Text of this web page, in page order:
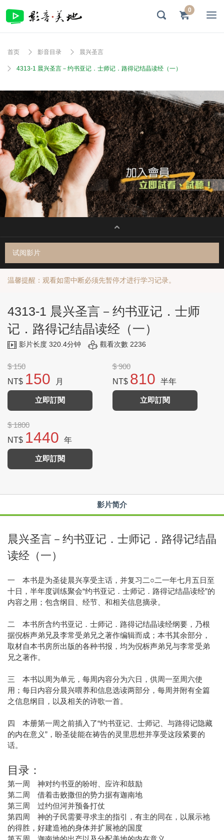
0
首页 影音目录 晨兴圣言
4313-1 晨兴圣言－约书亚记．士师记．路得记结晶读经（一）
试阅影片
温馨提醒：观看如需中断必须先暂停才进行学习记录。
4313-1 晨兴圣言－约书亚记．士师
记．路得记结晶读经（一）
影片长度 320.4分钟 觀看次數 2236
$ 150
NT$ 150 月
立即訂閱
$ 900
NT$ 810 半年
立即訂閱
$ 1800
NT$ 1440 年
立即訂閱
影片简介
晨兴圣言－约书亚记．士师记．路得记结晶
读经（一）
一 本书是为圣徒晨兴享受主话，并复习二○二一年七月五日至
十日，半年度训练聚会“约书亚记．士师记．路得记结晶读经”的
内容之用；包含纲目、经节、和相关信息摘录。
二 本书所含约书亚记．士师记．路得记结晶读经纲要，乃根
据倪柝声弟兄及李常受弟兄之著作编辑而成；本书其余部分，
取材自本书房所出版的各种书报，均为倪柝声弟兄与李常受弟
兄之著作。
三 本书以周为单元，每周内容分为六日，供周一至周六使
用；每日内容分晨兴喂养和信息选读两部分，每周并附有全篇
之信息纲目，以及相关的诗歌一首。
四 本册第一周之前插入了“约书亚记、士师记、与路得记隐藏
的内在意义”，盼圣徒能在祷告的灵里思想并享受这段紧要的
话。
目录：
第一周 神对约书亚的吩咐、应许和鼓励
第二周 借着击败撒但的势力据有迦南地
第三周 过约但河并预备打仗
第四周 神的子民需要寻求主的指引，有主的同在，以展示祂
的得胜，好建造祂的身体并扩展祂的国度